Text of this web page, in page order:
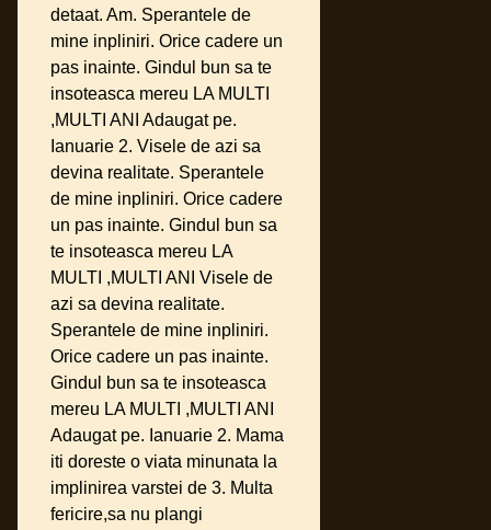
detaat. Am. Sperantele de
mine inpliniri. Orice cadere un
pas inainte. Gindul bun sa te
insoteasca mereu LA MULTI
,MULTI ANI Adaugat pe.
Ianuarie 2. Visele de azi sa
devina realitate. Sperantele
de mine inpliniri. Orice cadere
un pas inainte. Gindul bun sa
te insoteasca mereu LA
MULTI ,MULTI ANI Visele de
azi sa devina realitate.
Sperantele de mine inpliniri.
Orice cadere un pas inainte.
Gindul bun sa te insoteasca
mereu LA MULTI ,MULTI ANI
Adaugat pe. Ianuarie 2. Mama
iti doreste o viata minunata la
implinirea varstei de 3. Multa
fericire,sa nu plangi